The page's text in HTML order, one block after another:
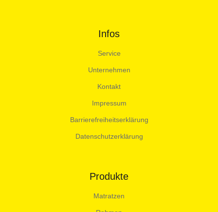
Infos
Service
Unternehmen
Kontakt
Impressum
Barrierefreiheitserklärung
Datenschutzerklärung
Produkte
Matratzen